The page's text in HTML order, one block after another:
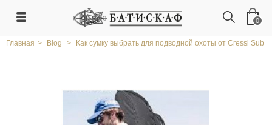
0
Главная > Blog > Как сумку выбрать для подводной охоты от Cressi Sub